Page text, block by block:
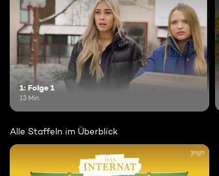
1: Folge 1
13 Min.
Alle Staffeln im Überblick